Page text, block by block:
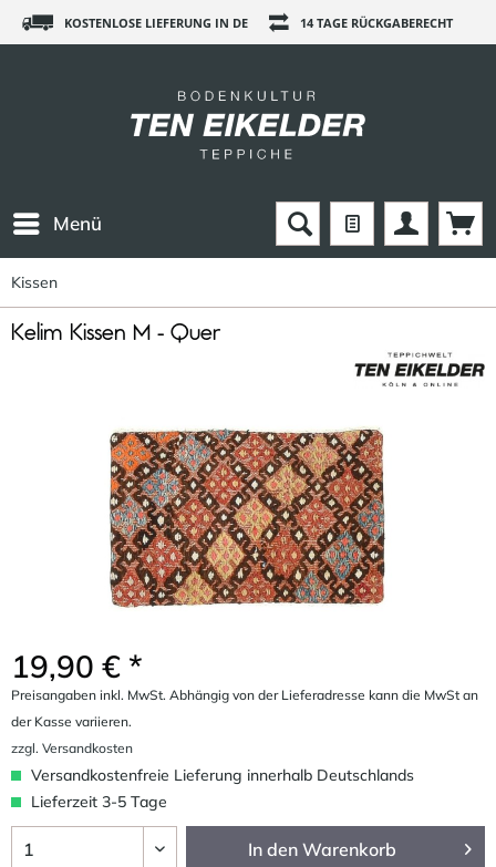
KOSTENLOSE LIEFERUNG IN DE 14 TAGE RÜCKGABERECHT
Menü
Kissen
Kelim Kissen M - Quer
19,90 € *
Preisangaben inkl. MwSt. Abhängig von der Lieferadresse kann die MwSt an
der Kasse variieren.
zzgl. Versandkosten
Versandkostenfreie Lieferung innerhalb Deutschlands
Lieferzeit 3-5 Tage
In den Warenkorb